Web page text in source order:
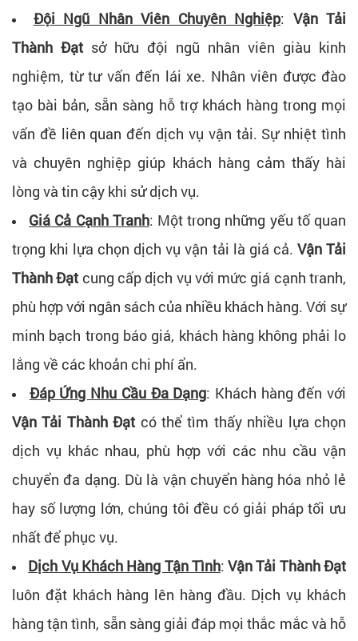
Đội Ngũ Nhân Viên Chuyên Nghiệp: Vận Tải
Thành Đạt sở hữu đội ngũ nhân viên giàu kinh
nghiệm, từ tư vấn đến lái xe. Nhân viên được đào
tạo bài bản, sẵn sàng hỗ trợ khách hàng trong mọi
vấn đề liên quan đến dịch vụ vận tải. Sự nhiệt tình
và chuyên nghiệp giúp khách hàng cảm thấy hài
lòng và tin cậy khi sử dịch vụ.
Giá Cả Cạnh Tranh: Một trong những yếu tố quan
trọng khi lựa chọn dịch vụ vận tải là giá cả. Vận Tải
Thành Đạt cung cấp dịch vụ với mức giá cạnh tranh,
phù hợp với ngân sách của nhiều khách hàng. Với sự
minh bạch trong báo giá, khách hàng không phải lo
lắng về các khoản chi phí ẩn.
Đáp Ứng Nhu Cầu Đa Dạng: Khách hàng đến với
Vận Tải Thành Đạt có thể tìm thấy nhiều lựa chọn
dịch vụ khác nhau, phù hợp với các nhu cầu vận
chuyển đa dạng. Dù là vận chuyển hàng hóa nhỏ lẻ
hay số lượng lớn, chúng tôi đều có giải pháp tối ưu
nhất để phục vụ.
Dịch Vụ Khách Hàng Tận Tình:Vận Tải Thành Đạt
luôn đặt khách hàng lên hàng đầu. Dịch vụ khách
hàng tận tình, sẵn sàng giải đáp mọi thắc mắc và hỗ